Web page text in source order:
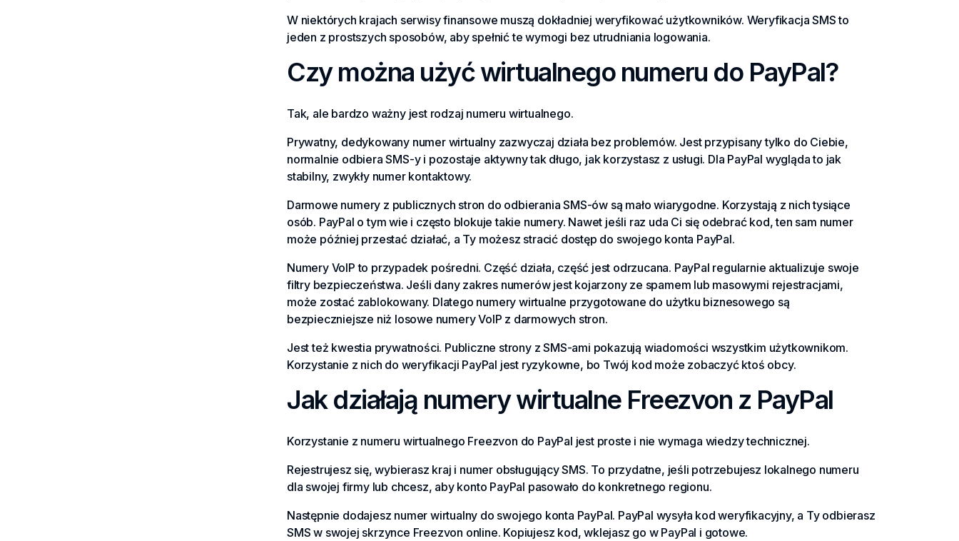
W niektórych krajach serwisy finansowe muszą dokładniej weryfikować użytkowników. Weryfikacja SMS to
jeden z prostszych sposobów, aby spełnić te wymogi bez utrudniania logowania.
Czy można użyć wirtualnego numeru do PayPal?
Tak, ale bardzo ważny jest rodzaj numeru wirtualnego.
Prywatny, dedykowany numer wirtualny zazwyczaj działa bez problemów. Jest przypisany tylko do Ciebie,
normalnie odbiera SMS-y i pozostaje aktywny tak długo, jak korzystasz z usługi. Dla PayPal wygląda to jak
stabilny, zwykły numer kontaktowy.
Darmowe numery z publicznych stron do odbierania SMS-ów są mało wiarygodne. Korzystają z nich tysiące
osób. PayPal o tym wie i często blokuje takie numery. Nawet jeśli raz uda Ci się odebrać kod, ten sam numer
może później przestać działać, a Ty możesz stracić dostęp do swojego konta PayPal.
Numery VoIP to przypadek pośredni. Część działa, część jest odrzucana. PayPal regularnie aktualizuje swoje
filtry bezpieczeństwa. Jeśli dany zakres numerów jest kojarzony ze spamem lub masowymi rejestracjami,
może zostać zablokowany. Dlatego numery wirtualne przygotowane do użytku biznesowego są
bezpieczniejsze niż losowe numery VoIP z darmowych stron.
Jest też kwestia prywatności. Publiczne strony z SMS-ami pokazują wiadomości wszystkim użytkownikom.
Korzystanie z nich do weryfikacji PayPal jest ryzykowne, bo Twój kod może zobaczyć ktoś obcy.
Jak działają numery wirtualne Freezvon z PayPal
Korzystanie z numeru wirtualnego Freezvon do PayPal jest proste i nie wymaga wiedzy technicznej.
Rejestrujesz się, wybierasz kraj i numer obsługujący SMS. To przydatne, jeśli potrzebujesz lokalnego numeru
dla swojej firmy lub chcesz, aby konto PayPal pasowało do konkretnego regionu.
Następnie dodajesz numer wirtualny do swojego konta PayPal. PayPal wysyła kod weryfikacyjny, a Ty odbierasz
SMS w swojej skrzynce Freezvon online. Kopiujesz kod, wklejasz go w PayPal i gotowe.